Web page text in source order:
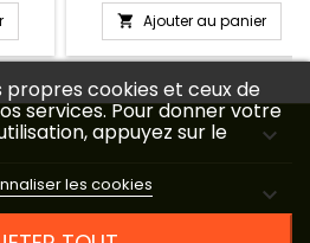
 Ajouter au panier


propres cookies et ceux de
services. Pour donner votre
appuyez sur le
les cookies